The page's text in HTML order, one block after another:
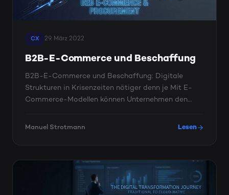
CX 29. März 2022
B2B-E-Commerce und Beschaffung
B2B-E-Commerce und Beschaffung: Digitale
Strukturen in Krisenzeiten nötiger denn je Mit E-
Commerce-Modellen können Unternehmen den
Manuel Strotmann Lesen